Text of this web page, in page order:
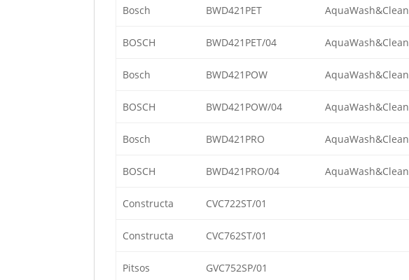
Bosch BWD421PET AquaWash&Clean
BOSCH BWD421PET/04 AquaWash&Clean
Bosch BWD421POW AquaWash&Clean
BOSCH BWD421POW/04 AquaWash&Clean
Bosch BWD421PRO AquaWash&Clean
BOSCH BWD421PRO/04 AquaWash&Clean
Constructa CVC722ST/01
Constructa CVC762ST/01
Pitsos GVC752SP/01